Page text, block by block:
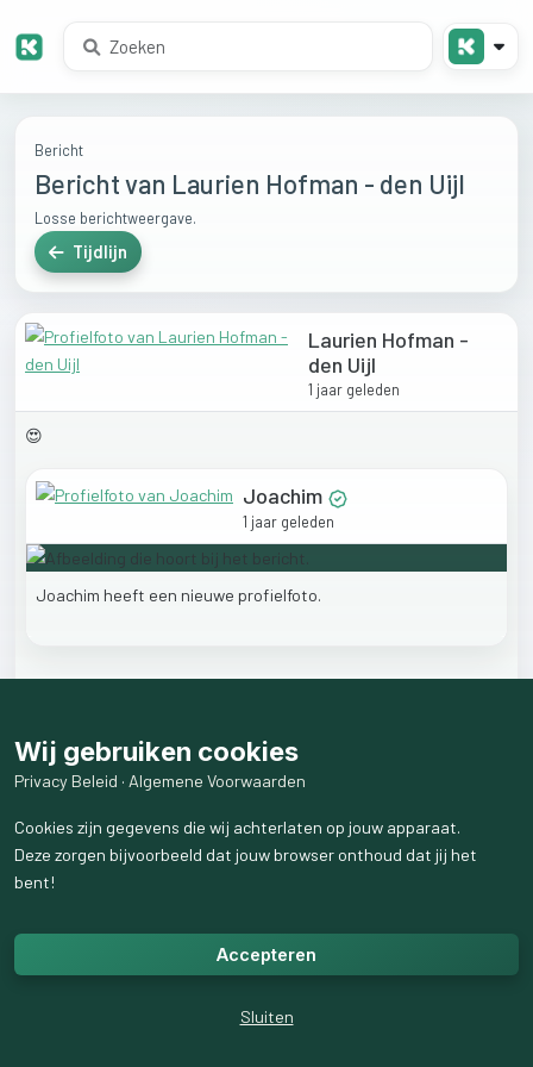
Bericht
Bericht van Laurien Hofman - den Uijl
Losse berichtweergave.
Tijdlijn
Laurien Hofman -
den Uijl
1 jaar geleden
😍
Joachim
1 jaar geleden
Joachim heeft een nieuwe profielfoto.
Wij gebruiken cookies
Privacy Beleid · Algemene Voorwaarden
Cookies zijn gegevens die wij achterlaten op jouw apparaat.
Deze zorgen bijvoorbeeld dat jouw browser onthoud dat jij het
bent!
Accepteren
Sluiten